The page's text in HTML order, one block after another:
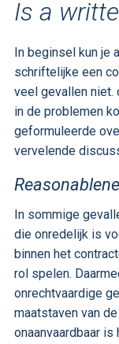
Is a
In beginsel kun je
schriftelijke een
veel gevallen niet.
in de problemen
geformuleerde
vervelende
In sommige
die onredelijk is
binnen het
rol spelen.
onrechtvaardige
maatstaven van
onaanvaardbaar